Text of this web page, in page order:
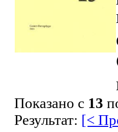
Показано с 13
Результат: [<